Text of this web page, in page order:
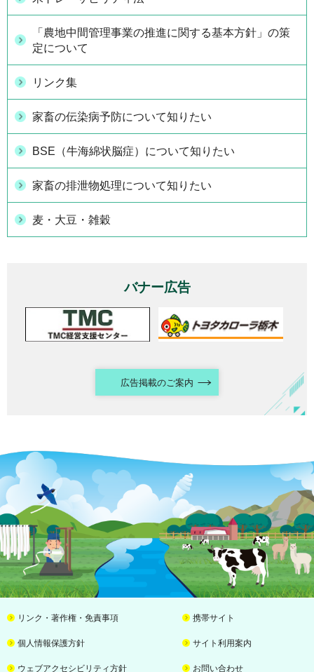
「農地中間管理事業の推進に関する基本方針」の策
定について
リンク集
家畜の伝染病予防について知りたい
BSE（牛海綿状脳症）について知りたい
家畜の排泄物処理について知りたい
麦・大豆・雑穀
バナー広告
広告掲載のご案内
リンク・著作権・免責事項 携帯サイト
個人情報保護方針 サイト利用案内
ウェブアクセシビリティ方針 お問い合わせ